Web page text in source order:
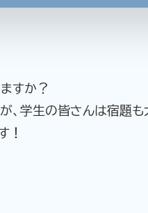
すか？
、学生の皆さんは宿題
！